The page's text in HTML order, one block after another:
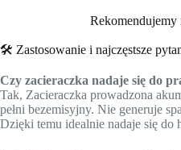
🛠 Zastosowanie i najczęstsze
Czy zacieraczka nadaje się do
Tak, Zacieraczka prowadzona
pełni bezemisyjny. Nie generuje
Dzięki temu idealnie nadaje się